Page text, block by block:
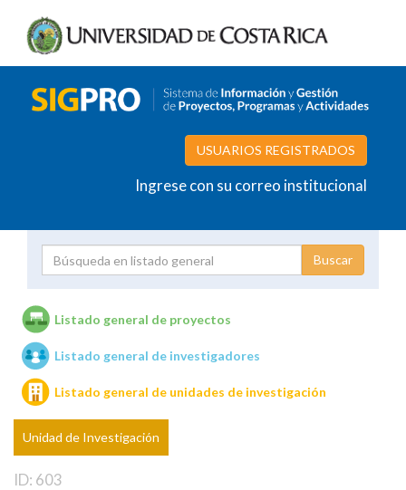
USUARIOS REGISTRADOS
Ingrese con su correo institucional
Unidades de investigación
Listado general de proyectos
Listado general de investigadores
Listado general de unidades de investigación
Unidad de Investigación
ID: 603